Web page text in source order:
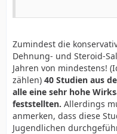
Zumindest die
Dehnung- und Steroid-
Jahren von mindestens!
zählen) 40 Studien aus
alle eine sehr hohe
feststellten. Allerdings
anmerken, dass diese
Jugendlichen